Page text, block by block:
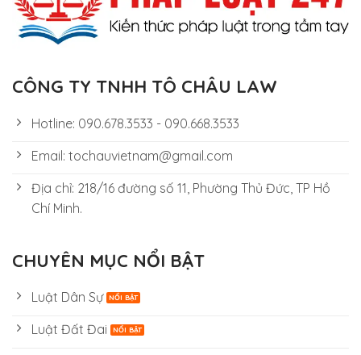
CÔNG TY TNHH TÔ CHÂU LAW
Hotline: 090.678.3533 - 090.668.3533
Email: tochauvietnam@gmail.com
Địa chỉ: 218/16 đường số 11, Phường Thủ Đức, TP Hồ
Chí Minh.
CHUYÊN MỤC NỔI BẬT
Luật Dân Sự
Luật Đất Đai